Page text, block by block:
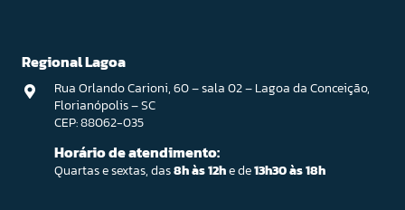
Regional Lagoa
Rua Orlando Carioni, 60 – sala 02 – Lagoa da Conceição,
Florianópolis – SC
CEP: 88062-035
Horário de atendimento:
Quartas e sextas, das8h às 12he de13h30 às 18h